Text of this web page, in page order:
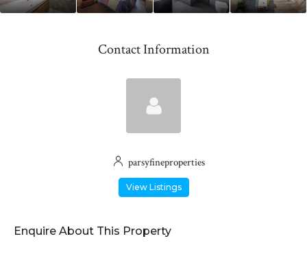
Contact Information
parsyfineproperties
View Listings
Enquire About This Property